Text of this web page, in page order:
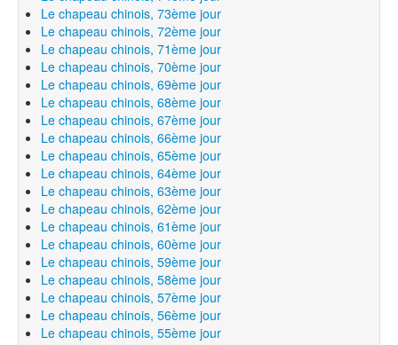
Le chapeau chinois, 73ème jour
Le chapeau chinois, 72ème jour
Le chapeau chinois, 71ème jour
Le chapeau chinois, 70ème jour
Le chapeau chinois, 69ème jour
Le chapeau chinois, 68ème jour
Le chapeau chinois, 67ème jour
Le chapeau chinois, 66ème jour
Le chapeau chinois, 65ème jour
Le chapeau chinois, 64ème jour
Le chapeau chinois, 63ème jour
Le chapeau chinois, 62ème jour
Le chapeau chinois, 61ème jour
Le chapeau chinois, 60ème jour
Le chapeau chinois, 59ème jour
Le chapeau chinois, 58ème jour
Le chapeau chinois, 57ème jour
Le chapeau chinois, 56ème jour
Le chapeau chinois, 55ème jour